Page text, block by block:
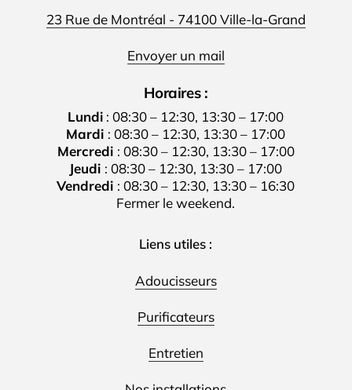
23 Rue de Montréal - 74100 Ville-la-Grand
Envoyer un mail
Horaires :
Lundi : 08:30 – 12:30, 13:30 – 17:00
Mardi : 08:30 – 12:30, 13:30 – 17:00
Mercredi : 08:30 – 12:30, 13:30 – 17:00
Jeudi : 08:30 – 12:30, 13:30 – 17:00
Vendredi : 08:30 – 12:30, 13:30 – 16:30
Fermer le weekend.
Liens utiles :
Adoucisseurs
Purificateurs
Entretien